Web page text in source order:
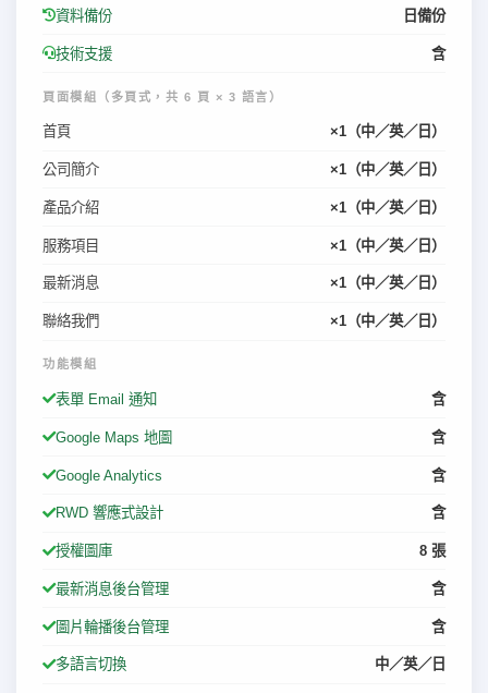
資料備份 日備份
技術支援 含
頁面模組（多頁式，共 6 頁 × 3 語言）
首頁 ×1（中／英／日）
公司簡介 ×1（中／英／日）
產品介紹 ×1（中／英／日）
服務項目 ×1（中／英／日）
最新消息 ×1（中／英／日）
聯絡我們 ×1（中／英／日）
功能模組
表單 Email 通知 含
Google Maps 地圖 含
Google Analytics 含
RWD 響應式設計 含
授權圖庫 8 張
最新消息後台管理 含
圖片輪播後台管理 含
多語言切換 中／英／日